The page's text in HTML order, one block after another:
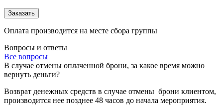
Оплата производится на месте сбора группы
Вопросы и ответы
Все вопросы
В случае отмены оплаченной брони, за какое время можно
вернуть деньги?
Возврат денежных средств в случае отмены брони клиентом,
производится нее позднее 48 часов до начала мероприятия.